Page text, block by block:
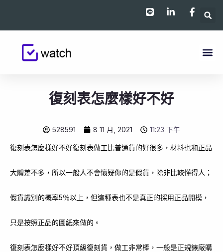
復刻表怎麼樣好不好
528591 8 11 月, 2021 11:23 下午
復刻表怎麼樣好不好復刻表做工比普通貨的好很多，材料也和正品
大體差不多，所以一般人不會懷疑你的是假貨，除非比較懂得人；
假貨識別的概率5％以上，但這種表也不是真正的採用正品開模，
只是按照正品的圖紙來做的。
復刻表怎麼樣好不好頂級復刻貨，做工非常棒，一般是正規錶廠購